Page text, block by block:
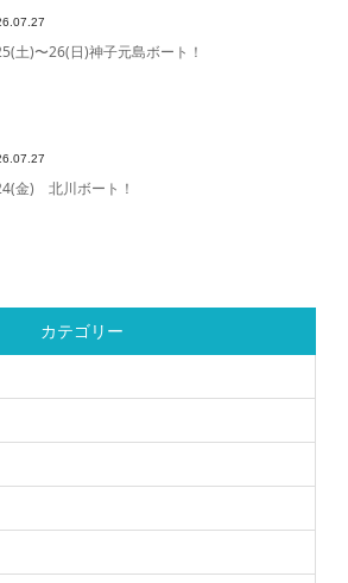
土)〜26(日)神子元島ボート！
金) 北川ボート！
カテゴリー